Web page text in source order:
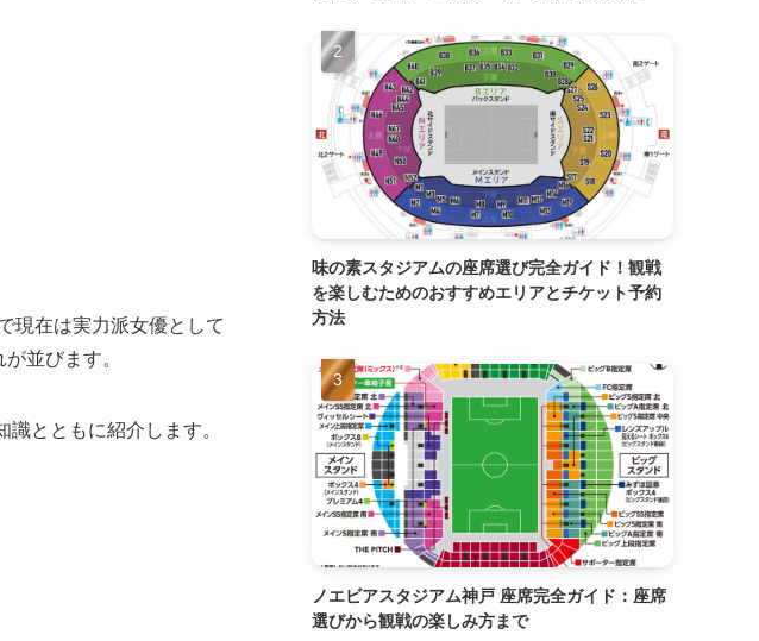
現在は実力派女優として
並びます。
とともに紹介します。
味の素スタジアムの座席選び完全ガイド！観戦
を楽しむためのおすすめエリアとチケット予約
方法
ノエビアスタジアム神戸 座席完全ガイド：座席
選びから観戦の楽しみ方まで